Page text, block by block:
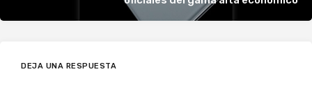
DEJA UNA RESPUESTA